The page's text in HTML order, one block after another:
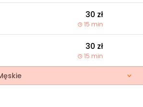
30 zł
15 min
30 zł
15 min